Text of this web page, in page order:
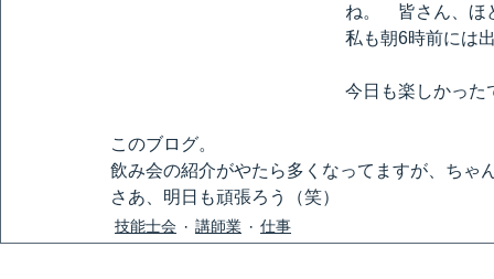
ね。　皆さん、ほ
私も朝6時前には
今日も楽しかった
このブログ。
飲み会の紹介がやたら多くなってますが、ちゃ
さあ、明日も頑張ろう（笑）
技能士会 講師業 仕事